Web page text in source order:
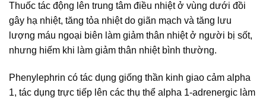
Thuốc tác động lên trung tâm điều nhiệt ở vùng dưới đồi
gây hạ nhiệt, tăng tỏa nhiệt do giãn mạch và tăng lưu
lượng máu ngoại biên làm giảm thân nhiệt ở người bị sốt,
nhưng hiếm khi làm giảm thân nhiệt bình thường.
Phenylephrin có tác dụng giống thần kinh giao cảm alpha
1, tác dụng trực tiếp lên các thụ thể alpha 1-adrenergic làm